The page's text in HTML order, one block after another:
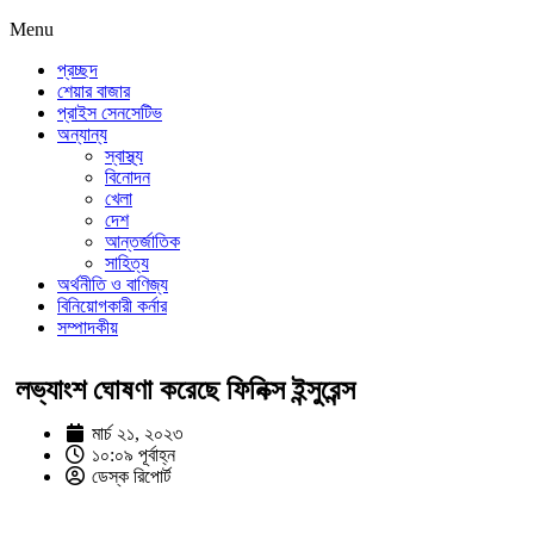
Menu
প্রচ্ছদ
শেয়ার বাজার
প্রাইস সেনসেটিভ
অন্যান্য
স্বাস্থ্য
বিনোদন
খেলা
দেশ
আন্তর্জাতিক
সাহিত্য
অর্থনীতি ও বাণিজ্য
বিনিয়োগকারী কর্নার
সম্পাদকীয়
লভ্যাংশ ঘোষণা করেছে ফিনিক্স ইন্সুরেন্স
মার্চ ২১, ২০২৩
১০:০৯ পূর্বাহ্ন
ডেস্ক রিপোর্ট